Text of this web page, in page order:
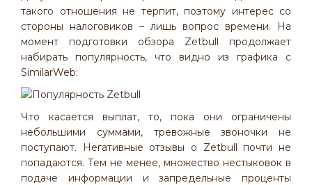
такого отношения не терпит, поэтому интерес со
стороны налоговиков – лишь вопрос времени. На
момент подготовки обзора Zetbull продолжает
набирать популярность, что видно из графика с
SimilarWeb:
Что касается выплат, то, пока они ограничены
небольшими суммами, тревожные звоночки не
поступают. Негативные отзывы о Zetbull почти не
попадаются. Тем не менее, множество нестыковок в
подаче информации и запредельные проценты